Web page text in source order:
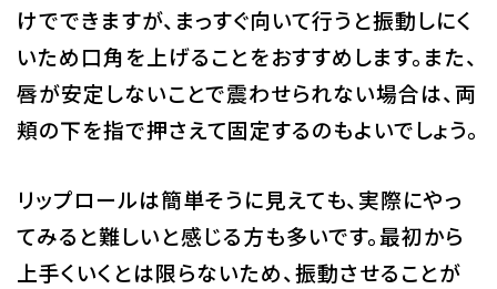
けでできますが、まっすぐ向いて行うと振動しにく
いため口角を上げることをおすすめします。また、
唇が安定しないことで震わせられない場合は、両
頬の下を指で押さえて固定するのもよいでしょう。
リップロールは簡単そうに見えても、実際にやっ
てみると難しいと感じる方も多いです。最初から
上手くいくとは限らないため、振動させることが